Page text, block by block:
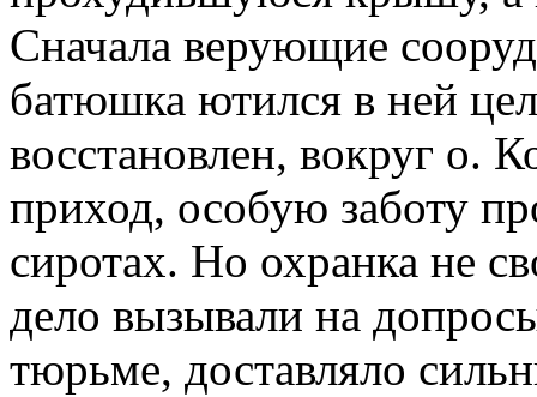
Сначала верующие
батюшка ютился в ней
восстановлен, вокруг о.
приход, особую заботу
сиротах. Но охранка не
дело вызывали на
тюрьме, доставляло